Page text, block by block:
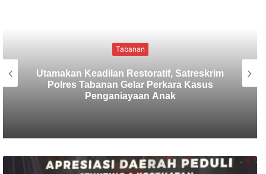
Tabanan
Sekretaris SMSI Tabanan Maju Jadi
Kandidat Ketua IMI Bali, Ketua SMSI
Tabanan Berikan Dukungan